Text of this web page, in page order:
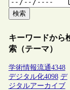
検索
キーワードから
索（テーマ）
学術情報流通4348
デジタル化4098 デ
ジタルアーカイブ